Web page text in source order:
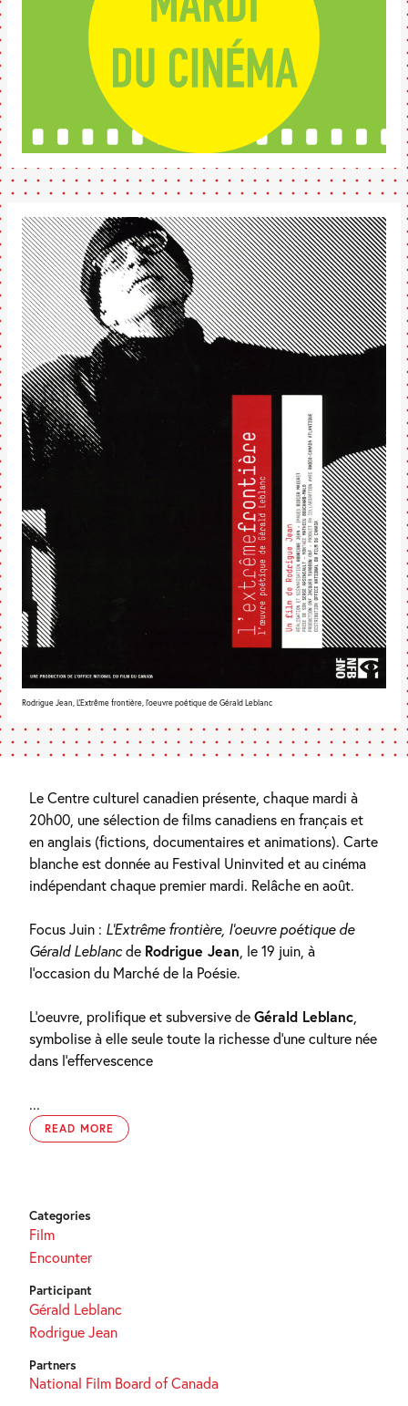
Rodrigue Jean, L'Extrême frontière, l'oeuvre poétique de Gérald Leblanc
Le Centre culturel canadien présente, chaque mardi à
20h00, une sélection de films canadiens en français et
en anglais (fictions, documentaires et animations). Carte
blanche est donnée au Festival Uninvited et au cinéma
indépendant chaque premier mardi. Relâche en août.
Focus Juin : L’Extrême frontière, l’oeuvre poétique de
Gérald Leblancde Rodrigue Jean , le 19 juin, à
l’occasion du Marché de la Poésie.
L’oeuvre, prolifique et subversive deGérald Leblanc
symbolise à elle seule toute la richesse d’une culture née
dans l’effervescence
...
READ MORE
Categories
Film
Encounter
Participant
Gérald Leblanc
Rodrigue Jean
Partners
National Film Board of Canada